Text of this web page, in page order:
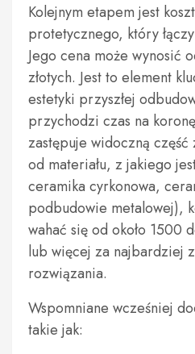
Kolejnym etapem jest
protetycznego, który
Jego cena może wynosić
złotych. Jest to element
estetyki przyszłej
przychodzi czas na
zastępuje widoczną
od materiału, z jakiego
ceramika cyrkonowa,
podbudowie metalowej),
wahać się od około 1500
lub więcej za najbardziej
rozwiązania.
Wspomniane wcześniej
takie jak: